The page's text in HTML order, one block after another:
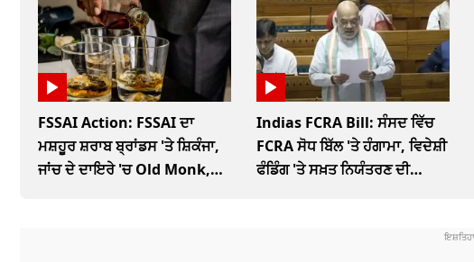
FSSAI Action: FSSAI ਦਾ
ਮਸ਼ਹੂਰ ਸ਼ਰਾਬ ਬ੍ਰਾਂਡਸ 'ਤੇ ਸ਼ਿਕੰਜਾ,
ਜਾਂਚ ਦੇ ਦਾਇਰੇ 'ਚ Old Monk,
Indias FCRA Bill: ਸੰਸਦ ਵਿੱਚ
FCRA ਸੋਧ ਬਿੱਲ 'ਤੇ ਹੰਗਾਮਾ, ਵਿਦੇਸ਼ੀ
ਫੰਡਿੰਗ 'ਤੇ ਸਖ਼ਤ ਨਿਯੰਤਰਣ ਦੀ